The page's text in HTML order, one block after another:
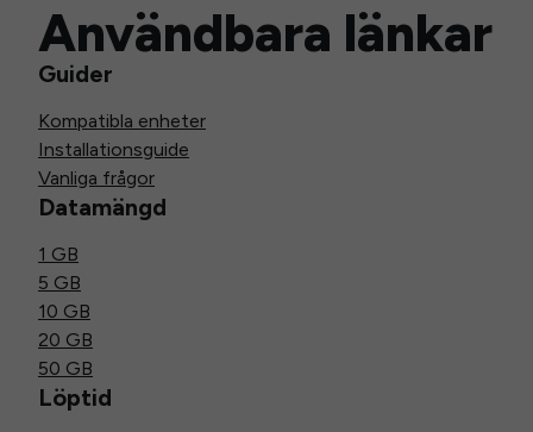
Användbara länkar
Guider
Kompatibla enheter
Installationsguide
Vanliga frågor
Datamängd
1 GB
5 GB
10 GB
20 GB
50 GB
Löptid